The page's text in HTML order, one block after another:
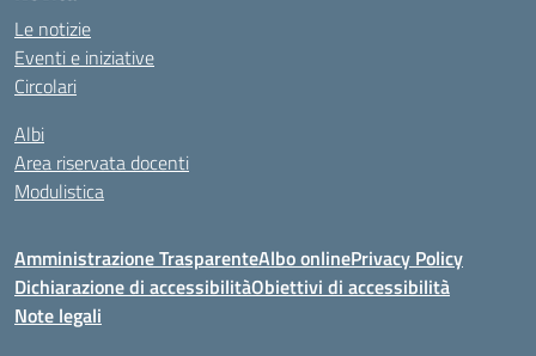
Le notizie
Eventi e iniziative
Circolari
Albi
Area riservata docenti
Modulistica
Amministrazione TrasparenteAlbo onlinePrivacy Policy
Dichiarazione di accessibilitàObiettivi di accessibilità
Note legali